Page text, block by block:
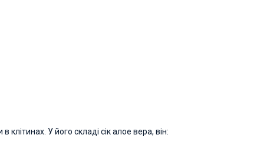
У його складі сік алое вера, він: